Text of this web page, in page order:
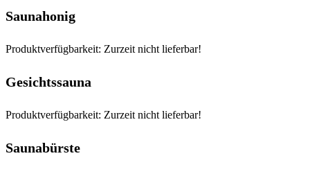
Saunahonig
Produktverfügbarkeit: Zurzeit nicht lieferbar!
Gesichtssauna
Produktverfügbarkeit: Zurzeit nicht lieferbar!
Saunabürste